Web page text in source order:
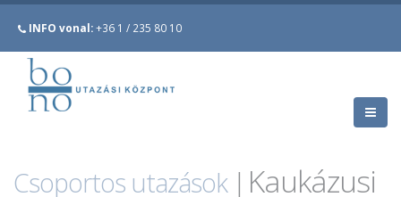
INFO vonal:+36 1 / 235 80 10
Csoportos utazások| Kaukázusi